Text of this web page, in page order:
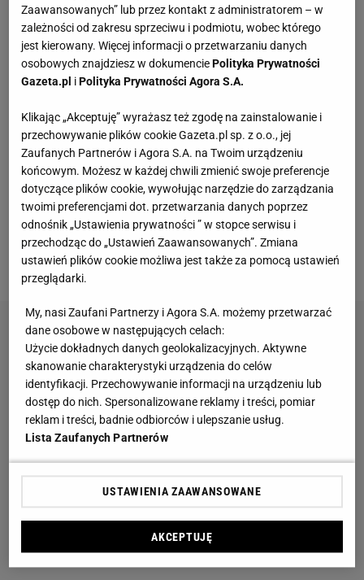
Vintage gramofony wracają do łask. Polacy na
nowo pokochali vinyle
produkty, prostota i smak bez kompromisów
MATERIAŁ PROMOCYJNY
Te dywany są porządne jak za dawnych lato.
Piękne wzory, a ceny? Nawet mniej niż 50 zł
Przenośne klimatyzatory i wentylatory najlepsze
na upały. Są tanie i ciche, dobre do sypialni
Zaawansowanych” lub przez kontakt z administratorem – w
zależności od zakresu sprzeciwu i podmiotu, wobec którego
jest kierowany. Więcej informacji o przetwarzaniu danych
osobowych znajdziesz w dokumencie Polityka Prywatności
Gazeta.pl i Polityka Prywatności Agora S.A.
Klikając „Akceptuję” wyrażasz też zgodę na zainstalowanie i
przechowywanie plików cookie Gazeta.pl sp. z o.o., jej
Zaufanych Partnerów i Agora S.A. na Twoim urządzeniu
końcowym. Możesz w każdej chwili zmienić swoje preferencje
dotyczące plików cookie, wywołując narzędzie do zarządzania
twoimi preferencjami dot. przetwarzania danych poprzez
odnośnik „Ustawienia prywatności ” w stopce serwisu i
przechodząc do „Ustawień Zaawansowanych”. Zmiana
ustawień plików cookie możliwa jest także za pomocą ustawień
przeglądarki.
My, nasi Zaufani Partnerzy i Agora S.A. możemy przetwarzać
dane osobowe w następujących celach:
Użycie dokładnych danych geolokalizacyjnych. Aktywne
skanowanie charakterystyki urządzenia do celów
identyfikacji. Przechowywanie informacji na urządzeniu lub
dostęp do nich. Spersonalizowane reklamy i treści, pomiar
reklam i treści, badnie odbiorców i ulepszanie usług.
Lista Zaufanych Partnerów
USTAWIENIA ZAAWANSOWANE
AKCEPTUJĘ